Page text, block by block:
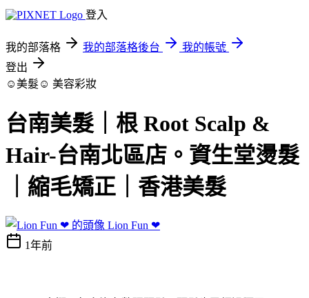
登入
我的部落格 我的部落格後台
我的帳號
登出
☺美髮☺ 美容彩妝
台南美髮｜根 Root Scalp &
Hair-台南北區店。資生堂燙髮
｜縮毛矯正｜香港美髮
Lion Fun ❤
1年前